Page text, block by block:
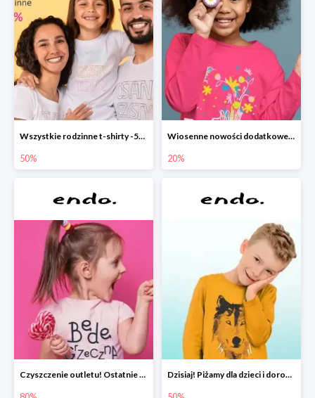
Wszystkie rodzinne t-shirty -50%
50%
Wiosenne nowości dodatkowe -20%
20%
Czyszczenie outletu! Ostatnie sztuki do -80% Dzisiaj! Piżamy dla dzieci i dorosłych -50%